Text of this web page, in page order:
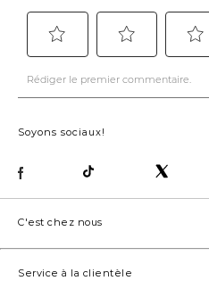
Soyons sociaux!
C'est chez nous
Service à la clientèle